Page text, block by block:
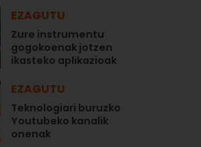
EZAGUTU
Zure instrumentu
gogokoenak jotzen
ikasteko aplikazioak
EZAGUTU
Teknologiari buruzko
Youtubeko kanalik
onenak